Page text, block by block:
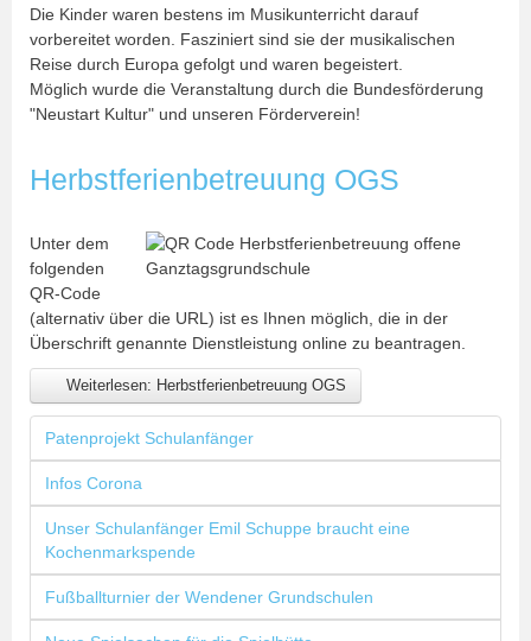
Die Kinder waren bestens im Musikunterricht darauf
vorbereitet worden. Fasziniert sind sie der musikalischen
Reise durch Europa gefolgt und waren begeistert.
Möglich wurde die Veranstaltung durch die Bundesförderung
"Neustart Kultur" und unseren Förderverein!
Herbstferienbetreuung OGS
Unter dem
folgenden
QR-Code
(alternativ über die URL) ist es Ihnen möglich, die in der
Überschrift genannte Dienstleistung online zu beantragen.
Weiterlesen: Herbstferienbetreuung OGS
Patenprojekt Schulanfänger
Infos Corona
Unser Schulanfänger Emil Schuppe braucht eine
Kochenmarkspende
Fußballturnier der Wendener Grundschulen